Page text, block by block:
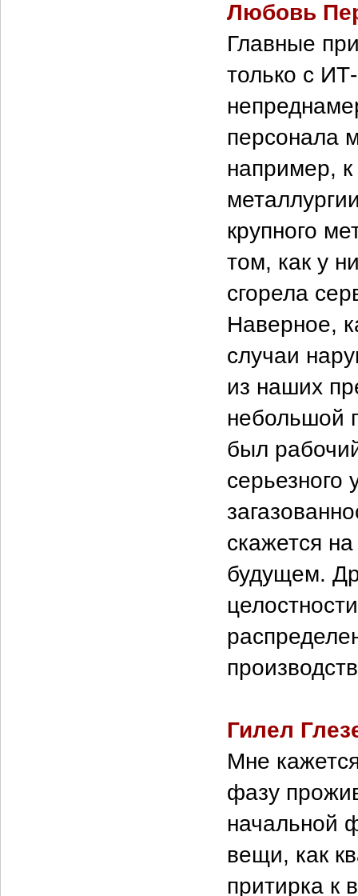
Любовь
Главные
только с
персонала
например,
крупного
том, как у
сгорела
Наверное,
случаи
из наших
небольшой
был
скажется
будущем.
Гилел
Мне
фазу
начальной
вещи, как
притирка к